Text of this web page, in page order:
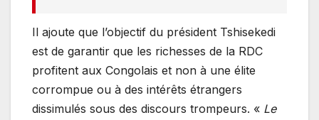
Il ajoute que l’objectif du président Tshisekedi
est de garantir que les richesses de la RDC
profitent aux Congolais et non à une élite
corrompue ou à des intérêts étrangers
dissimulés sous des discours trompeurs. « Le